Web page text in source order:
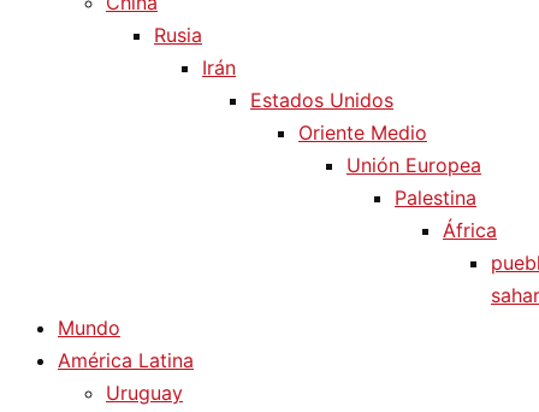
Rusia
Irán
Estados Unidos
Oriente Medio
Unión Europea
Palestina
África
Mundo
América Latina
Uruguay